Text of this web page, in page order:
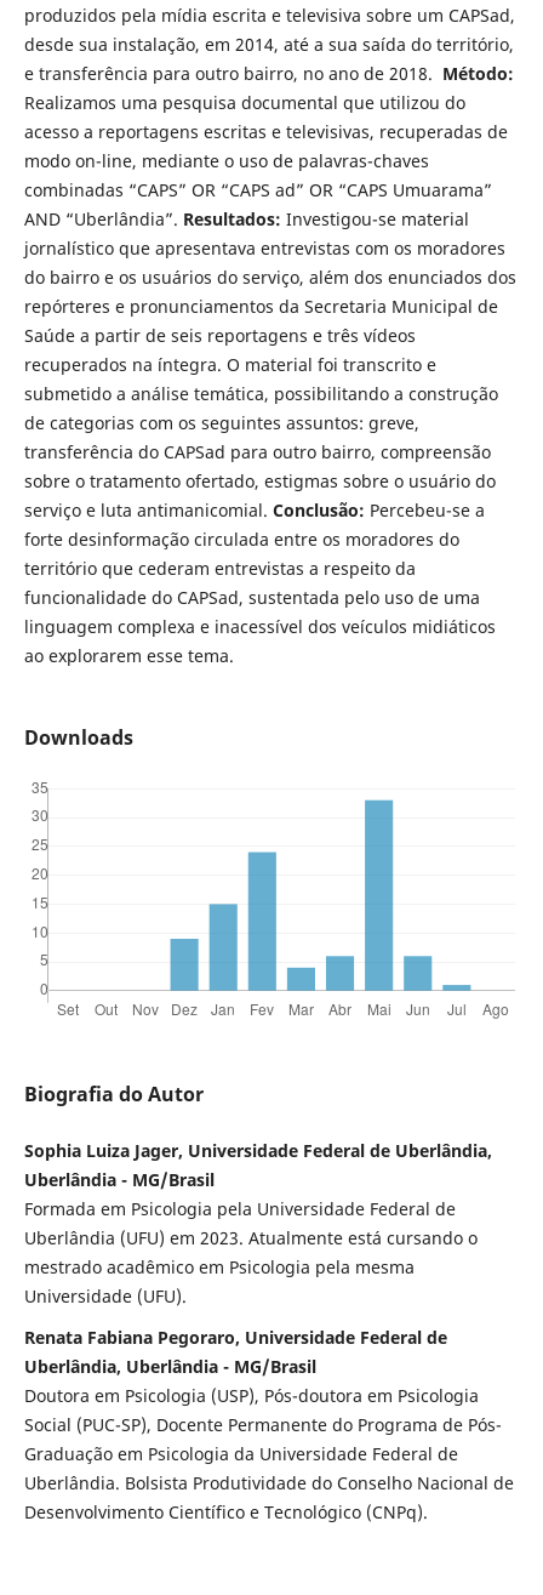
produzidos pela mídia escrita e televisiva sobre um CAPSad,
desde sua instalação, em 2014, até a sua saída do território,
e transferência para outro bairro, no ano de 2018. Método:
Realizamos uma pesquisa documental que utilizou do
acesso a reportagens escritas e televisivas, recuperadas de
modo on-line, mediante o uso de palavras-chaves
combinadas “CAPS” OR “CAPS ad” OR “CAPS Umuarama”
AND “Uberlândia”. Resultados: Investigou-se material
jornalístico que apresentava entrevistas com os moradores
do bairro e os usuários do serviço, além dos enunciados dos
repórteres e pronunciamentos da Secretaria Municipal de
Saúde a partir de seis reportagens e três vídeos
recuperados na íntegra. O material foi transcrito e
submetido a análise temática, possibilitando a construção
de categorias com os seguintes assuntos: greve,
transferência do CAPSad para outro bairro, compreensão
sobre o tratamento ofertado, estigmas sobre o usuário do
serviço e luta antimanicomial. Conclusão: Percebeu-se a
forte desinformação circulada entre os moradores do
território que cederam entrevistas a respeito da
funcionalidade do CAPSad, sustentada pelo uso de uma
linguagem complexa e inacessível dos veículos midiáticos
ao explorarem esse tema.
Downloads
Biografia do Autor
Sophia Luiza Jager, Universidade Federal de Uberlândia,
Uberlândia - MG/Brasil
Formada em Psicologia pela Universidade Federal de
Uberlândia (UFU) em 2023. Atualmente está cursando o
mestrado acadêmico em Psicologia pela mesma
Universidade (UFU).
Renata Fabiana Pegoraro, Universidade Federal de
Uberlândia, Uberlândia - MG/Brasil
Doutora em Psicologia (USP), Pós-doutora em Psicologia
Social (PUC-SP), Docente Permanente do Programa de Pós-
Graduação em Psicologia da Universidade Federal de
Uberlândia. Bolsista Produtividade do Conselho Nacional de
Desenvolvimento Científico e Tecnológico (CNPq).